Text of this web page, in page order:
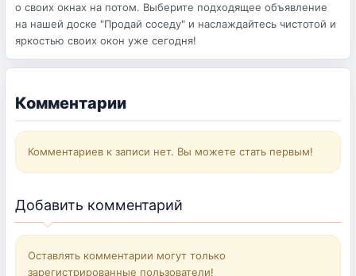
о своих окнах на потом. Выберите подходящее объявление
на нашей доске "Продай соседу" и наслаждайтесь чистотой и
яркостью своих окон уже сегодня!
Комментарии
Комментариев к записи нет. Вы можете стать первым!
Добавить комментарий
Оставлять комментарии могут только
зарегистрированные пользователи!